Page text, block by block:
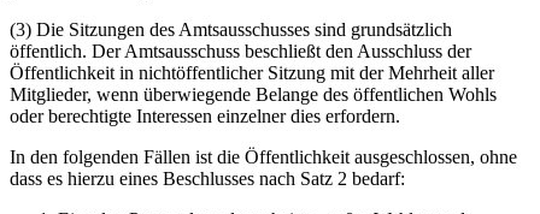
(3) Die Sitzungen des Amtsausschusses sind grundsätzlich
öffentlich. Der Amtsausschuss beschließt den Ausschluss der
Öffentlichkeit in nichtöffentlicher Sitzung mit der Mehrheit aller
Mitglieder, wenn überwiegende Belange des öffentlichen Wohls
oder berechtigte Interessen einzelner dies erfordern.
In den folgenden Fällen ist die Öffentlichkeit ausgeschlossen, ohne
dass es hierzu eines Beschlusses nach Satz 2 bedarf: